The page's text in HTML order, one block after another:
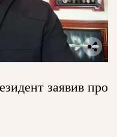
заявив про